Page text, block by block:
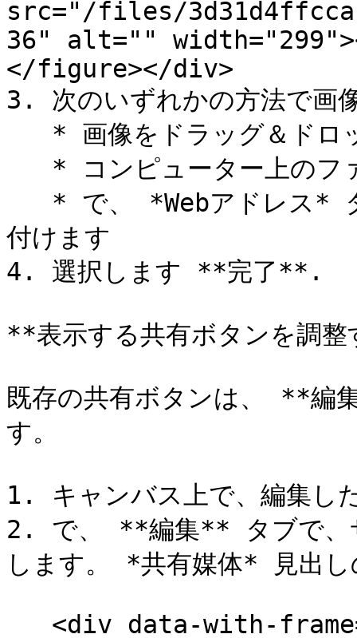
src="/files/
36" alt=""
</figure></div>
3. 次のいずれかの方法で画
付けます
4. 選択します **完了**.
**表示する共有ボタンを調
既存の共有ボタンは、 **編
す。
1. キャンバス上で、編集し
2. で、 **編集** タブで、
します。 *共有媒体* 見出し